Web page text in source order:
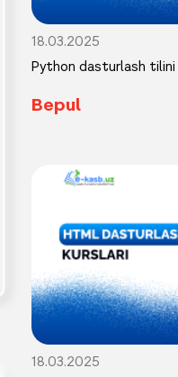
18.03.2025
Python dasturlash tilini
Bepul
18.03.2025